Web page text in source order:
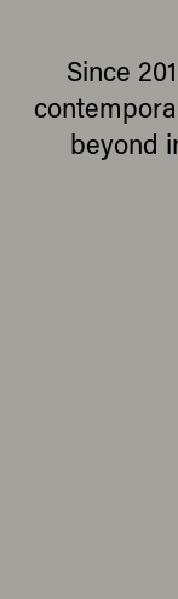
Since
beyond